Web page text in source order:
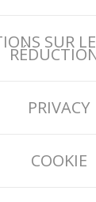
SUR
PRIVACY
COOKIE